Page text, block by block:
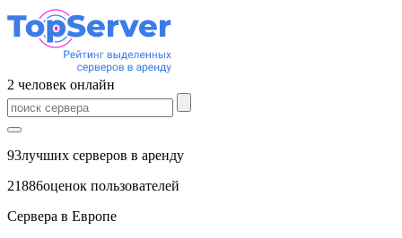
2 человек онлайн
93лучших серверов в аренду
21886оценок пользователей
Сервера в Европе